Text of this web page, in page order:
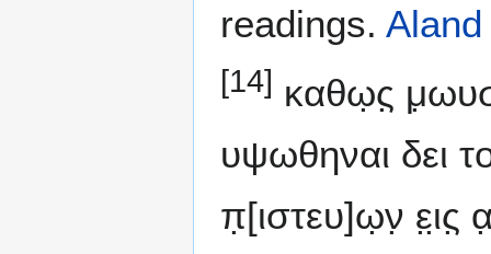
readings. Aland
[14] καθω̣ς̣
υψωθηναι δει
π̣[ιστευ]ω̣ν̣ ε̣ι̣ς̣